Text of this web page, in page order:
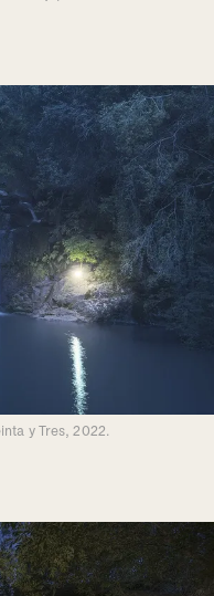
y Tres, 2022.